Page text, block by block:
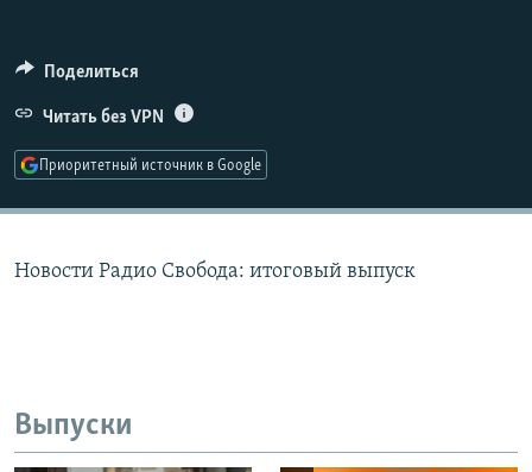
ПОДПИШИТЕСЬ НА РАССЫЛКУ
СОЦИАЛЬНЫЕ СЕТИ
Поделиться
Читать без VPN
Приоритетный источник в Google
Новости Радио Свобода: итоговый выпуск
Выпуски